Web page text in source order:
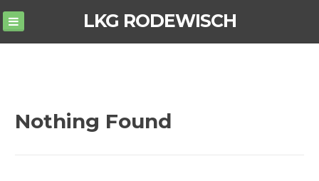
Skip
to
LKG RODEWISCH
Nothing Found